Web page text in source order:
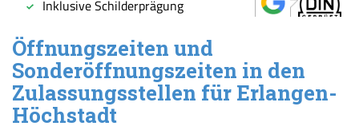
Öffnungszeiten und
Sonderöffnungszeiten in den
Zulassungsstellen für Erlangen-
Höchstadt